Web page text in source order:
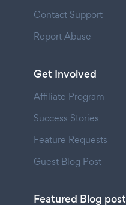
Contact Support
Report Abuse
Get Involved
Affiliate Program
Success Stories
Feature Requests
Guest Blog Post
Featured Blog post